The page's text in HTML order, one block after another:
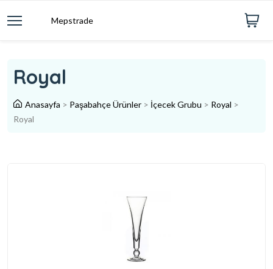
Mepstrade
Royal
Anasayfa > Paşabahçe Ürünler > İçecek Grubu > Royal >
Royal